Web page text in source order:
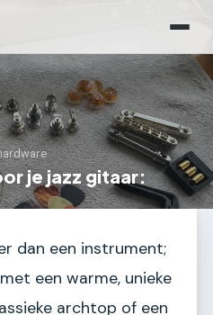
je jazz gitaar:
dan een instrument;
een warme, unieke
archtop of een